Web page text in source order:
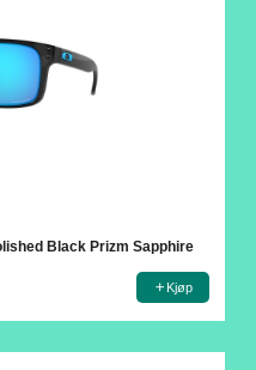
Black Prizm Sapphire
Kjøp